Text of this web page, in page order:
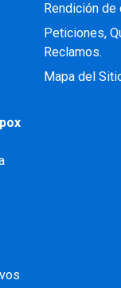
Rendición de
Peticiones,
Reclamos.
Mapa del